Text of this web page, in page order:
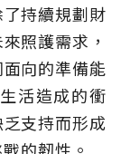
持續規劃財
照護需求，
向的準備能
活造成的衝
支持而形成